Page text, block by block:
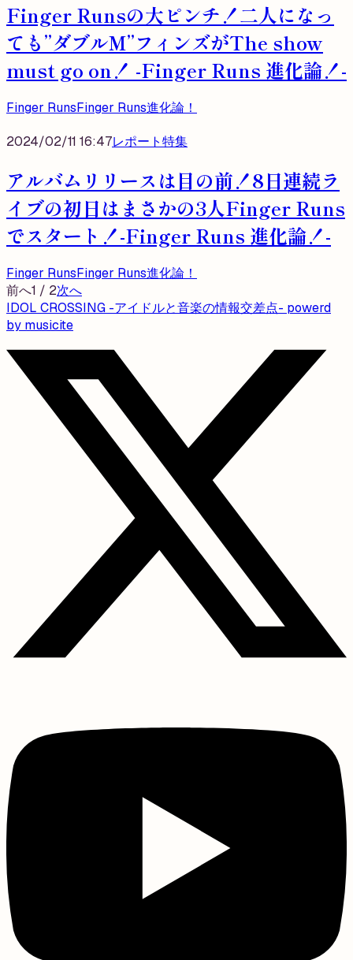
Finger Runsの大ピンチ！二人になっ
ても”ダブルM”フィンズがThe show
must go on！ -Finger Runs 進化論！-
Finger RunsFinger Runs進化論！
2024/02/11 16:47レポート特集
アルバムリリースは目の前！8日連続ラ
イブの初日はまさかの3人Finger Runs
でスタート！-Finger Runs 進化論！-
Finger RunsFinger Runs進化論！
前へ1 / 2次へ
IDOL CROSSING -アイドルと音楽の情報交差点- powerd
by musicite